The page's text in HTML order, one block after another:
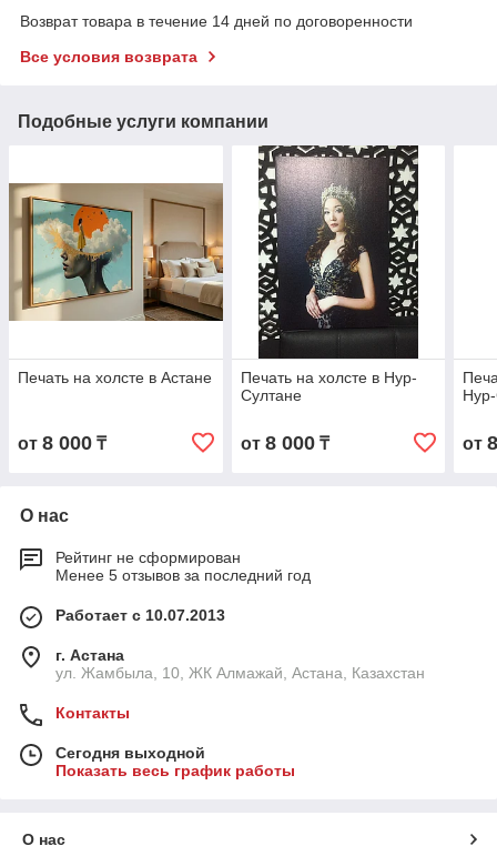
Возврат товара в течение 14 дней по договоренности
Все условия возврата
Подобные услуги компании
Печать на холсте в Астане
от 8 000 ₸
Печать на холсте в Нур-
Султане
от 8 000₸ от
О нас
Рейтинг не сформирован
Менее 5 отзывов за последний год
Работает с 10.07.2013
г. Астана
ул. Жамбыла, 10, ЖК Алмажай, Астана, Казахстан
Контакты
Сегодня выходной
Показать весь график работы
О нас